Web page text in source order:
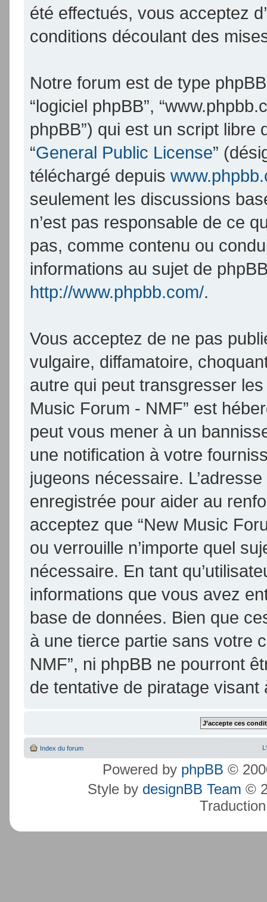
été effectués, vous acceptez
conditions découlant des
Notre forum est de type phpBB
“logiciel phpBB”,
phpBB”) qui est un script
“General Public License”
téléchargé depuis
seulement les discussions
n’est pas responsable de ce
pas, comme contenu ou
informations au sujet de
http://www.phpbb.com/.
Vous acceptez de ne pas
vulgaire, diffamatoire,
autre qui peut transgresser
Music Forum - NMF” est
peut vous mener à un
une notification à votre
jugeons nécessaire.
enregistrée pour aider au
acceptez que “New Music
ou verrouille n’importe quel
nécessaire. En tant
informations que vous avez
base de données. Bien que
à une tierce partie sans votre
NMF”, ni phpBB ne pourront
de tentative de piratage
Index du forum
Powered by phpBB ©
Style by designBB Team ©